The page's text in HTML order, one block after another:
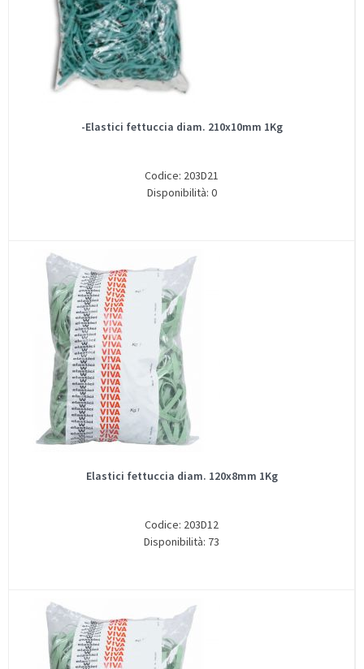
-Elastici fettuccia diam. 210x10mm 1Kg
Codice: 203D21
Disponibilità: 0
Elastici fettuccia diam. 120x8mm 1Kg
Codice: 203D12
Disponibilità: 73